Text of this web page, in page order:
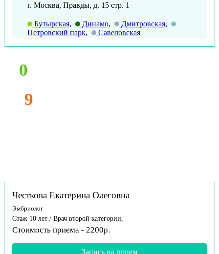
г. Москва, Правды, д. 15 стр. 1
Бутырская, Динамо, Дмитровская,
Петровский парк, Савеловская
0
9
Честкова Екатерина Олеговна
Эмбриолог
Стаж 10 лет / Врач второй категории,
Стоимость приема - 2200р.
Запись на прием